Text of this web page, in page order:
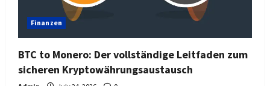
Finanzen
BTC to Monero: Der vollständige Leitfaden zum
sicheren Kryptowährungsaustausch